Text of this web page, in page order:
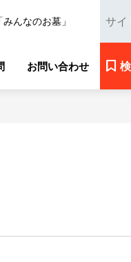
んなのお墓」
お問い合わせ